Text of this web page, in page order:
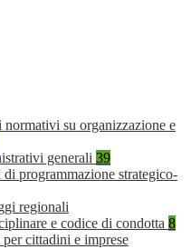
su organizzazione e
generali 39
programmazione strategico-
regionali
e codice di condotta 8
cittadini e imprese